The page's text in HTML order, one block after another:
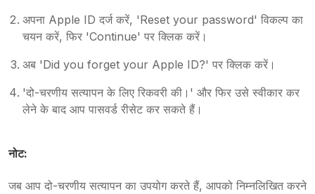
अपना Apple ID दर्ज करें, 'Reset your password' विकल्प का
चयन करें, फिर 'Continue' पर क्लिक करें।
अब 'Did you forget your Apple ID?' पर क्लिक करें।
'दो-चरणीय सत्यापन के लिए रिकवरी की।' और फिर उसे स्वीकार कर
लेने के बाद आप पासवर्ड रीसेट कर सकते हैं।
नोट:
जब आप दो-चरणीय सत्यापन का उपयोग करते हैं, आपको निम्नलिखित करने